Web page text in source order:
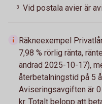
3 Vid postala avier är
Räkneexempel
7,98 % rörlig ränta,
ändrad 2025-10-17),
återbetalningstid på 5
Aviseringsavgiften är
kr. Totalt belopp att